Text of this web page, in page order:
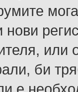
нови
или
би